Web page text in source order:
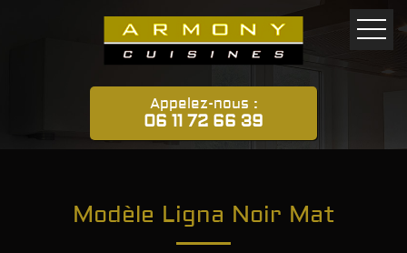
Appelez-nous :
06 11 72 66 39
Modèle Ligna Noir Mat